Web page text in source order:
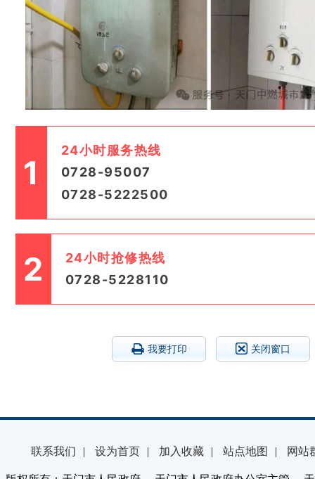
1
24小时服务热线
0728-95007
0728-5222500
2
24小时抢修热线
0728-5228110
我要打印 关闭窗口
联系我们 | 设为首页 | 加入收藏 | 站点地图 | 网站